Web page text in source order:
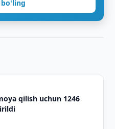
qilish uchun 1246